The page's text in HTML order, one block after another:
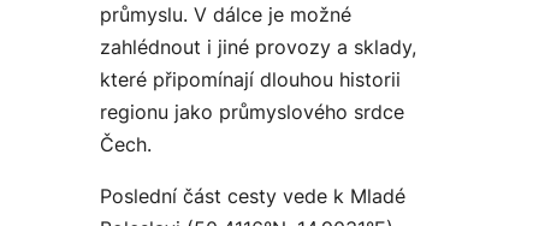
průmyslu. V dálce je možné
zahlédnout i jiné provozy a sklady,
které připomínají dlouhou historii
regionu jako průmyslového srdce
Čech.
Poslední část cesty vede k Mladé